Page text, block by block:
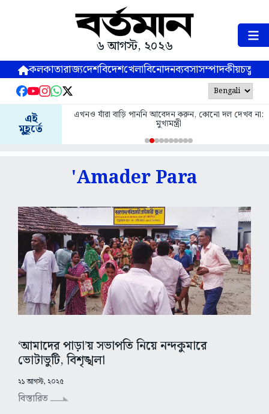
৬ আগস্ট, ২০২৬
কলকাতারাজ্যদেশবিদেশখেলাবিনোদনব্যবসাসম্পাদকীয়
এই
মুহূর্তে
এখনও যাঁরা বাড়ি পাননি আবেদন করুন, কোনো দল দেখব না:
মুখ্যমন্ত্রী
'Amader Para
‘আমাদের পাড়া’য় সভাপতি নিয়ে নন্দকুমারে
ভোটাভুটি, বিশৃঙ্খলা
২১ আগস্ট, ২০২৫
বিস্তারিত